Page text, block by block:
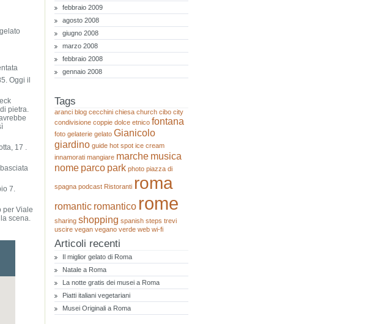
Oggi il
pietra.
17 .
7.
per Viale
scena.
febbraio 2009
agosto 2008
giugno 2008
marzo 2008
febbraio 2008
gennaio 2008
Tags
aranci blog cecchini chiesa church cibo city
condivisione coppie dolce etnico fontana
foto gelaterie gelato Gianicolo
giardino guide hot spot ice cream
innamorati mangiare marche musica
nome parco park photo piazza di
spagna podcast Ristoranti roma
romantic romantico rome
sharing shopping spanish steps trevi
uscire vegan vegano verde web wi-fi
Articoli recenti
Il miglior gelato di Roma
Natale a Roma
La notte gratis dei musei a Roma
Piatti italiani vegetariani
Musei Originali a Roma